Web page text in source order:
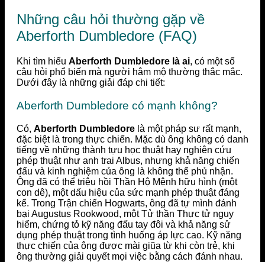
Những câu hỏi thường gặp về
Aberforth Dumbledore (FAQ)
Khi tìm hiểu Aberforth Dumbledore là ai, có một số
câu hỏi phổ biến mà người hâm mộ thường thắc mắc.
Dưới đây là những giải đáp chi tiết:
Aberforth Dumbledore có mạnh không?
Có, Aberforth Dumbledore là một pháp sư rất mạnh,
đặc biệt là trong thực chiến. Mặc dù ông không có danh
tiếng về những thành tựu học thuật hay nghiên cứu
phép thuật như anh trai Albus, nhưng khả năng chiến
đấu và kinh nghiệm của ông là không thể phủ nhận.
Ông đã có thể triệu hồi Thần Hộ Mệnh hữu hình (một
con dê), một dấu hiệu của sức mạnh phép thuật đáng
kể. Trong Trận chiến Hogwarts, ông đã tự mình đánh
bại Augustus Rookwood, một Tử thần Thực tử nguy
hiểm, chứng tỏ kỹ năng đấu tay đôi và khả năng sử
dụng phép thuật trong tình huống áp lực cao. Kỹ năng
thực chiến của ông được mài giũa từ khi còn trẻ, khi
ông thường giải quyết mọi việc bằng cách đánh nhau.